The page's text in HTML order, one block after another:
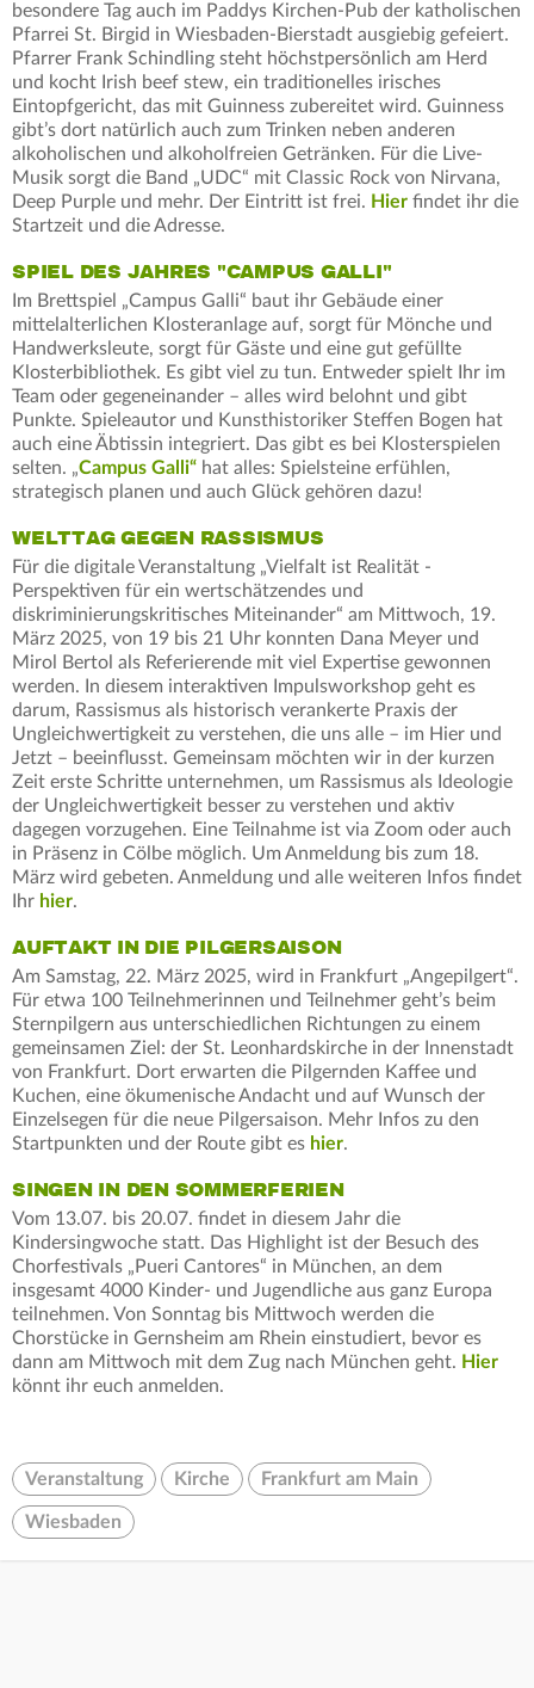
besondere Tag auch im Paddys Kirchen-Pub der katholischen
Pfarrei St. Birgid in Wiesbaden-Bierstadt ausgiebig gefeiert.
Pfarrer Frank Schindling steht höchstpersönlich am Herd
und kocht Irish beef stew, ein traditionelles irisches
Eintopfgericht, das mit Guinness zubereitet wird. Guinness
gibt’s dort natürlich auch zum Trinken neben anderen
alkoholischen und alkoholfreien Getränken. Für die Live-
Musik sorgt die Band „UDC“ mit Classic Rock von Nirvana,
Deep Purple und mehr. Der Eintritt ist frei. Hier findet ihr die
Startzeit und die Adresse.
SPIEL DES JAHRES "CAMPUS GALLI"
Im Brettspiel „Campus Galli“ baut ihr Gebäude einer
mittelalterlichen Klosteranlage auf, sorgt für Mönche und
Handwerksleute, sorgt für Gäste und eine gut gefüllte
Klosterbibliothek. Es gibt viel zu tun. Entweder spielt Ihr im
Team oder gegeneinander – alles wird belohnt und gibt
Punkte. Spieleautor und Kunsthistoriker Steffen Bogen hat
auch eine Äbtissin integriert. Das gibt es bei Klosterspielen
selten. „Campus Galli“ hat alles: Spielsteine erfühlen,
strategisch planen und auch Glück gehören dazu!
WELTTAG GEGEN RASSISMUS
Für die digitale Veranstaltung „Vielfalt ist Realität -
Perspektiven für ein wertschätzendes und
diskriminierungskritisches Miteinander“ am Mittwoch, 19.
März 2025, von 19 bis 21 Uhr konnten Dana Meyer und
Mirol Bertol als Referierende mit viel Expertise gewonnen
werden. In diesem interaktiven Impulsworkshop geht es
darum, Rassismus als historisch verankerte Praxis der
Ungleichwertigkeit zu verstehen, die uns alle – im Hier und
Jetzt – beeinflusst. Gemeinsam möchten wir in der kurzen
Zeit erste Schritte unternehmen, um Rassismus als Ideologie
der Ungleichwertigkeit besser zu verstehen und aktiv
dagegen vorzugehen. Eine Teilnahme ist via Zoom oder auch
in Präsenz in Cölbe möglich. Um Anmeldung bis zum 18.
März wird gebeten. Anmeldung und alle weiteren Infos findet
Ihr hier.
AUFTAKT IN DIE PILGERSAISON
Am Samstag, 22. März 2025, wird in Frankfurt „Angepilgert“.
Für etwa 100 Teilnehmerinnen und Teilnehmer geht’s beim
Sternpilgern aus unterschiedlichen Richtungen zu einem
gemeinsamen Ziel: der St. Leonhardskirche in der Innenstadt
von Frankfurt. Dort erwarten die Pilgernden Kaffee und
Kuchen, eine ökumenische Andacht und auf Wunsch der
Einzelsegen für die neue Pilgersaison. Mehr Infos zu den
Startpunkten und der Route gibt es hier.
SINGEN IN DEN SOMMERFERIEN
Vom 13.07. bis 20.07. findet in diesem Jahr die
Kindersingwoche statt. Das Highlight ist der Besuch des
Chorfestivals „Pueri Cantores“ in München, an dem
insgesamt 4000 Kinder- und Jugendliche aus ganz Europa
teilnehmen. Von Sonntag bis Mittwoch werden die
Chorstücke in Gernsheim am Rhein einstudiert, bevor es
dann am Mittwoch mit dem Zug nach München geht. Hier
könnt ihr euch anmelden.
Veranstaltung Kirche Frankfurt am Main
Wiesbaden